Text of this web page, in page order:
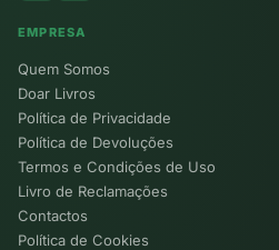
EMPRESA
Quem Somos
Doar Livros
Política de Privacidade
Política de Devoluções
Termos e Condições de Uso
Livro de Reclamações
Contactos
Política de Cookies